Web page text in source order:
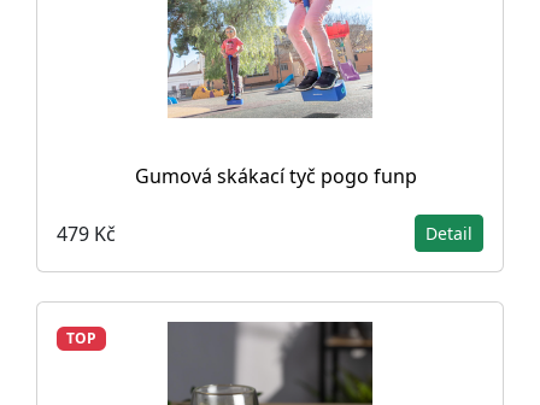
Gumová skákací tyč pogo funp
479 Kč Detail
TOP